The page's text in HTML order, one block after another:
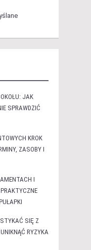
JAK
SPRAWDZIĆ
KROK
ZASOBY I
I
SIĘ Z
RYZYKA